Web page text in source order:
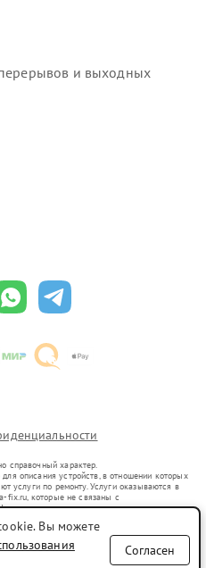
и выходных
справочный характер.
описания устройств, в отношении которых
услуги по ремонту. Услуги оказываются в
fix.ru, которые не связаны с
представителями.
в гражданский оборот в соответствии
цели индивидуализации услуг или введения
о предоставляемых услугах по
Вы можете
Согласен